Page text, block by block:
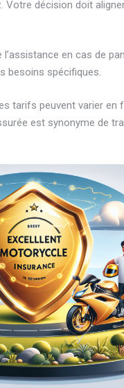
Votre décision doit
en cas de
besoins spécifiques.
tarifs peuvent varier
est synonyme de